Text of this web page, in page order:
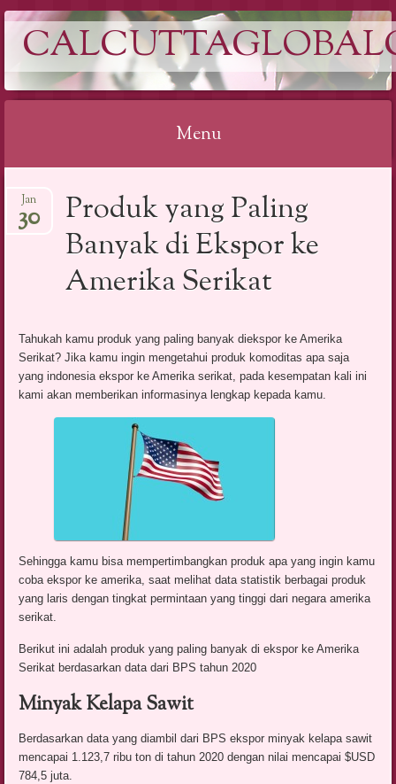
Menu
to
content
Produk yang Paling
Banyak di Ekspor ke
Amerika Serikat
Jan
30
Tahukah kamu produk yang paling banyak diekspor ke Amerika
Serikat? Jika kamu ingin mengetahui produk komoditas apa saja
yang indonesia ekspor ke Amerika serikat, pada kesempatan kali ini
kami akan memberikan informasinya lengkap kepada kamu.
Sehingga kamu bisa mempertimbangkan produk apa yang ingin kamu
coba ekspor ke amerika, saat melihat data statistik berbagai produk
yang laris dengan tingkat permintaan yang tinggi dari negara amerika
serikat.
Berikut ini adalah produk yang paling banyak di ekspor ke Amerika
Serikat berdasarkan data dari BPS tahun 2020
Minyak Kelapa Sawit
Berdasarkan data yang diambil dari BPS ekspor minyak kelapa sawit
mencapai 1.123,7 ribu ton di tahun 2020 dengan nilai mencapai $USD
784,5 juta.